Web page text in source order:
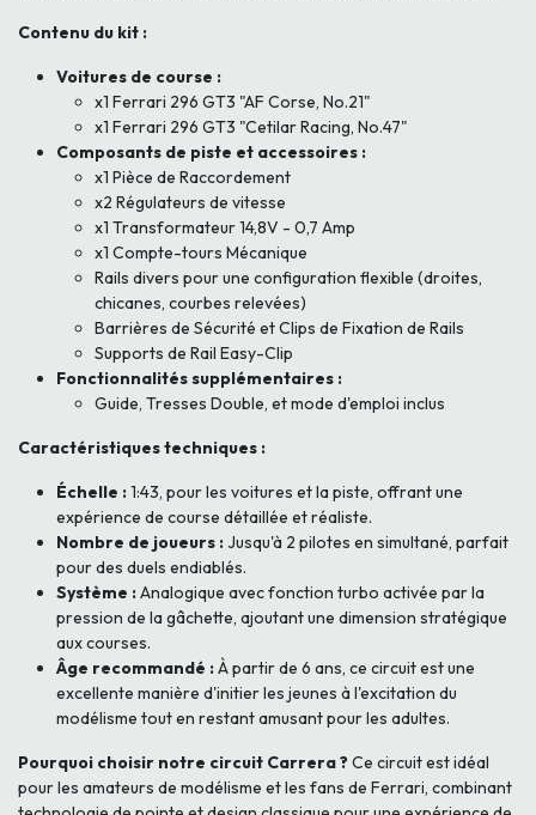
Contenu du kit :
Voitures de course :
x1 Ferrari 296 GT3 "AF Corse, No.21"
x1 Ferrari 296 GT3 "Cetilar Racing, No.47"
Composants de piste et accessoires :
x1 Pièce de Raccordement
x2 Régulateurs de vitesse
x1 Transformateur 14,8V - 0,7 Amp
x1 Compte-tours Mécanique
Rails divers pour une configuration flexible (droites,
chicanes, courbes relevées)
Barrières de Sécurité et Clips de Fixation de Rails
Supports de Rail Easy-Clip
Fonctionnalités supplémentaires :
Guide, Tresses Double, et mode d'emploi inclus
Caractéristiques techniques :
Échelle :1:43, pour les voitures et la piste, offrant une
expérience de course détaillée et réaliste.
Nombre de joueurs :Jusqu'à 2 pilotes en simultané, parfait
pour des duels endiablés.
Système :Analogique avec fonction turbo activée par la
pression de la gâchette, ajoutant une dimension stratégique
aux courses.
Âge recommandé :À partir de 6 ans, ce circuit est une
excellente manière d'initier les jeunes à l'excitation du
modélisme tout en restant amusant pour les adultes.
Pourquoi choisir notre circuit Carrera ?Ce circuit est idéal
pour les amateurs de modélisme et les fans de Ferrari, combinant